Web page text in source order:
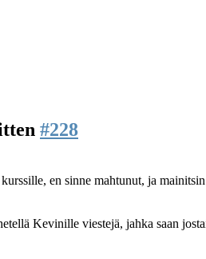
#228
en sinne mahtunut, ja
Kevinille viestejä, jahka saan